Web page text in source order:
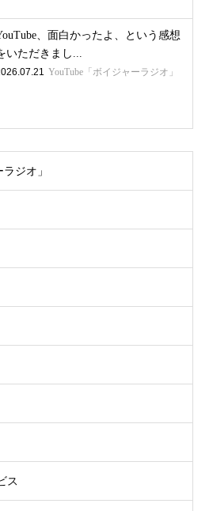
、面白かったよ、という感想
いただきまし...
YouTube「ボイジャーラジオ」
ジオ」
ス